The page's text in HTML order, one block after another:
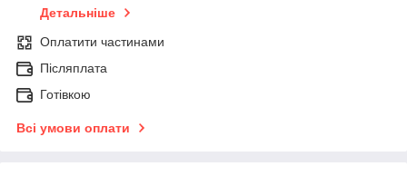
Детальніше
Оплатити частинами
Післяплата
Готівкою
Всі умови оплати